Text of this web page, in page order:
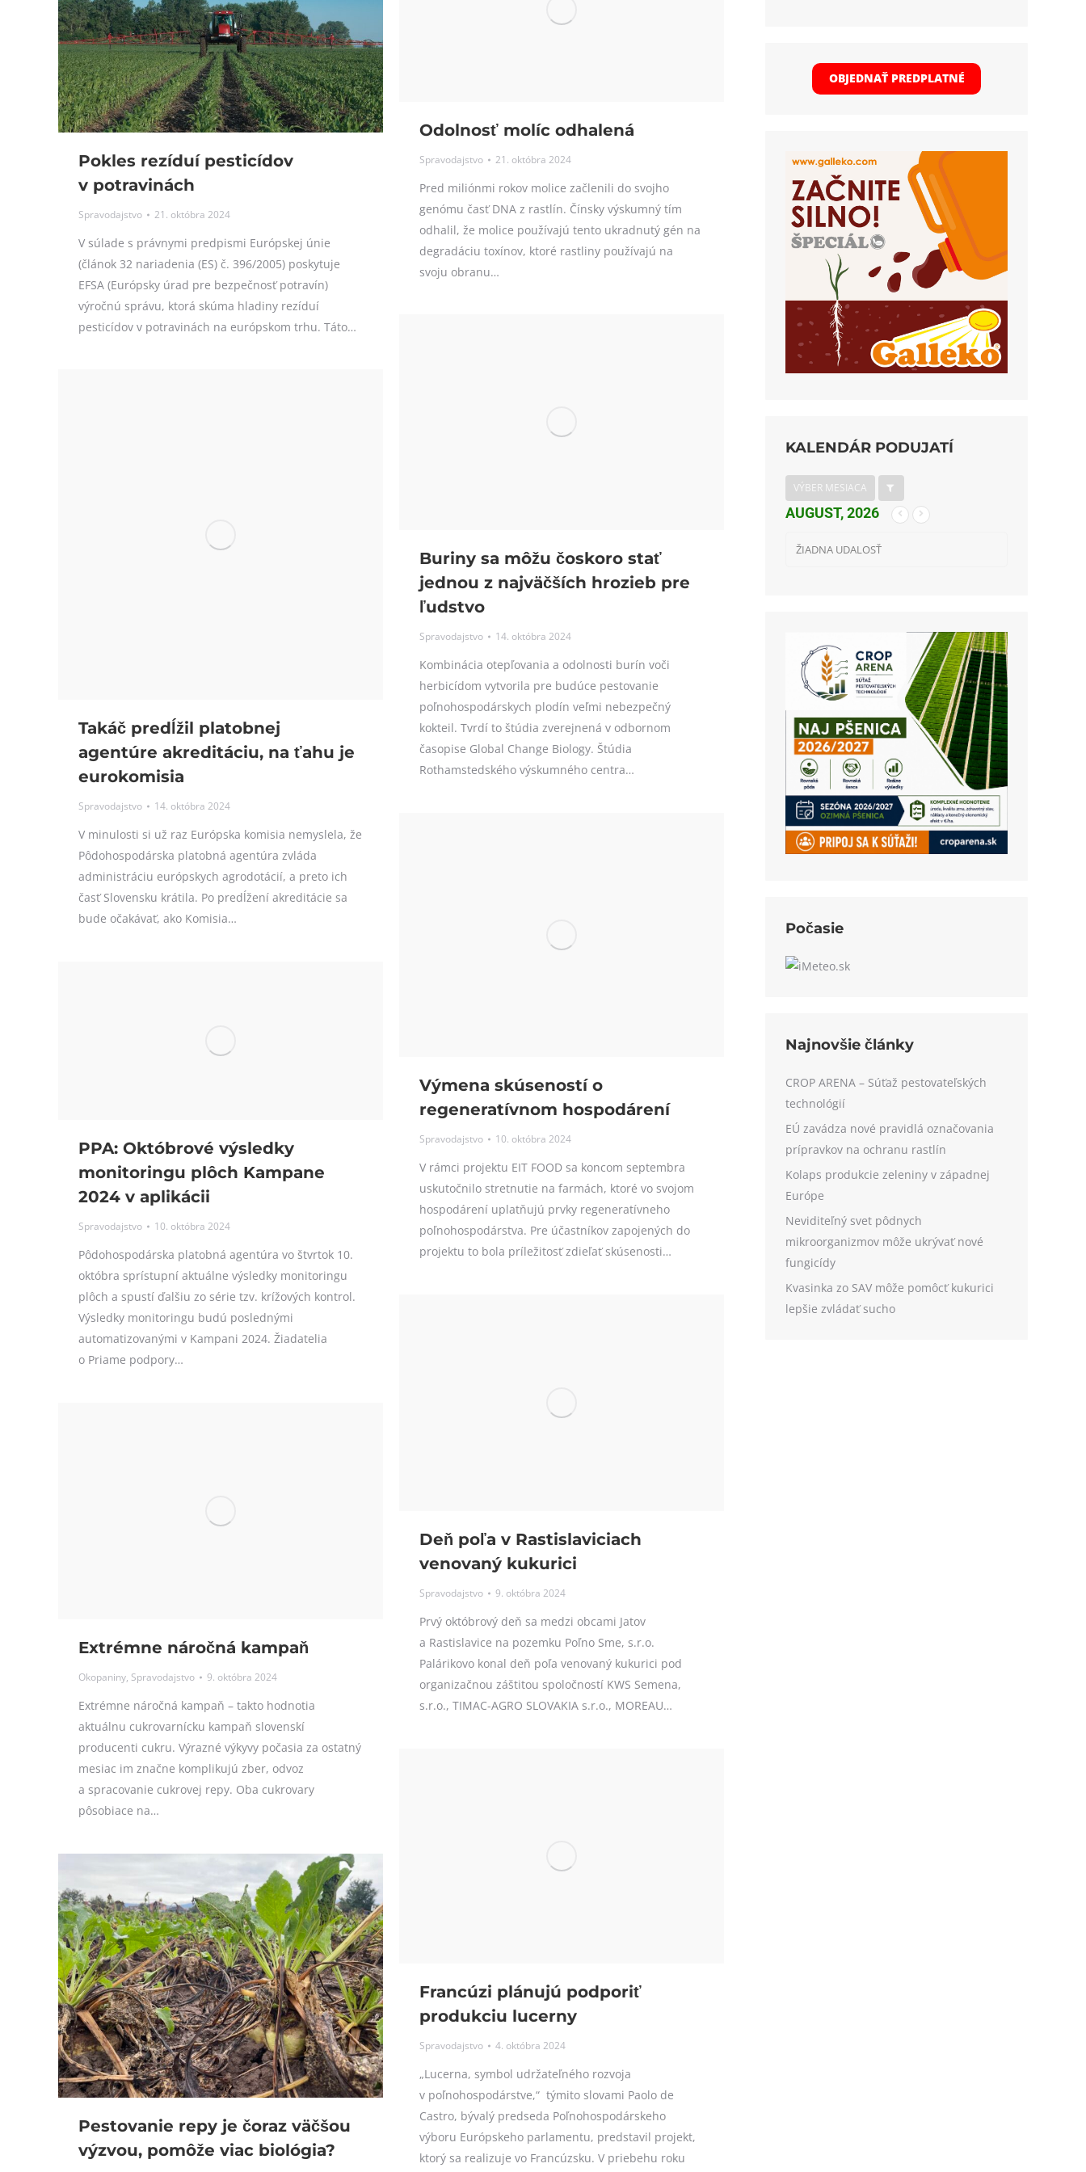
Pokles rezíduí pesticídov
v potravinách
Spravodajstvo 21. októbra 2024
V súlade s právnymi predpismi Európskej únie
(článok 32 nariadenia (ES) č. 396/2005) poskytuje
EFSA (Európsky úrad pre bezpečnosť potravín)
výročnú správu, ktorá skúma hladiny rezíduí
pesticídov v potravinách na európskom trhu. Táto…
Odolnosť molíc odhalená
Spravodajstvo 21. októbra 2024
Pred miliónmi rokov molice začlenili do svojho
genómu časť DNA z rastlín. Čínsky výskumný tím
odhalil, že molice používajú tento ukradnutý gén na
degradáciu toxínov, ktoré rastliny používajú na
svoju obranu…
Buriny sa môžu čoskoro stať
jednou z najväčších hrozieb pre
ľudstvo
Spravodajstvo 14. októbra 2024
Kombinácia otepľovania a odolnosti burín voči
herbicídom vytvorila pre budúce pestovanie
poľnohospodárskych plodín veľmi nebezpečný
kokteil. Tvrdí to štúdia zverejnená v odbornom
časopise Global Change Biology. Štúdia
Rothamstedského výskumného centra…
Takáč predĺžil platobnej
agentúre akreditáciu, na ťahu je
eurokomisia
Spravodajstvo 14. októbra 2024
V minulosti si už raz Európska komisia nemyslela, že
Pôdohospodárska platobná agentúra zvláda
administráciu európskych agrodotácií, a preto ich
časť Slovensku krátila. Po predĺžení akreditácie sa
bude očakávať, ako Komisia…
Výmena skúseností o
regeneratívnom hospodárení
Spravodajstvo 10. októbra 2024
V rámci projektu EIT FOOD sa koncom septembra
uskutočnilo stretnutie na farmách, ktoré vo svojom
hospodárení uplatňujú prvky regeneratívneho
poľnohospodárstva. Pre účastníkov zapojených do
projektu to bola príležitosť zdieľať skúsenosti…
PPA: Októbrové výsledky
monitoringu plôch Kampane
2024 v aplikácii
Spravodajstvo 10. októbra 2024
Pôdohospodárska platobná agentúra vo štvrtok 10.
októbra sprístupní aktuálne výsledky monitoringu
plôch a spustí ďalšiu zo série tzv. krížových kontrol.
Výsledky monitoringu budú poslednými
automatizovanými v Kampani 2024. Žiadatelia
o Priame podpory…
Deň poľa v Rastislaviciach
venovaný kukurici
Spravodajstvo 9. októbra 2024
Prvý októbrový deň sa medzi obcami Jatov
a Rastislavice na pozemku Poľno Sme, s.r.o.
Palárikovo konal deň poľa venovaný kukurici pod
organizačnou záštitou spoločností KWS Semena,
s.r.o., TIMAC-AGRO SLOVAKIA s.r.o., MOREAU…
Extrémne náročná kampaň
Okopaniny, Spravodajstvo 9. októbra 2024
Extrémne náročná kampaň – takto hodnotia
aktuálnu cukrovarnícku kampaň slovenskí
producenti cukru. Výrazné výkyvy počasia za ostatný
mesiac im značne komplikujú zber, odvoz
a spracovanie cukrovej repy. Oba cukrovary
pôsobiace na…
Francúzi plánujú podporiť
produkciu lucerny
Spravodajstvo 4. októbra 2024
„Lucerna, symbol udržateľného rozvoja
v poľnohospodárstve,“ týmito slovami Paolo de
Castro, bývalý predseda Poľnohospodárskeho
výboru Európskeho parlamentu, predstavil projekt,
ktorý sa realizuje vo Francúzsku. V priebehu roku
Pestovanie repy je čoraz väčšou
výzvou, pomôže viac biológia?
OBJEDNAŤ PREDPLATNÉ
KALENDÁR PODUJATÍ
VÝBER MESIACA
AUGUST, 2026
ŽIADNA UDALOSŤ
Počasie
Najnovšie články
CROP ARENA – Súťaž pestovateľských
technológií
EÚ zavádza nové pravidlá označovania
prípravkov na ochranu rastlín
Kolaps produkcie zeleniny v západnej
Európe
Neviditeľný svet pôdnych
mikroorganizmov môže ukrývať nové
fungicídy
Kvasinka zo SAV môže pomôcť kukurici
lepšie zvládať sucho